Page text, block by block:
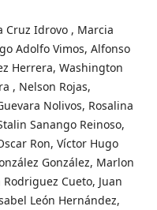
Cruz Idrovo , Marcia
Adolfo Vimos, Alfonso
Herrera, Washington
, Nelson Rojas,
Nolivos, Rosalina
Sanango Reinoso,
Ron, Víctor Hugo
González, Marlon
Cueto, Juan
León Hernández,